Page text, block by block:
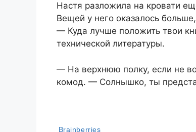
Настя разложила на кровати
Вещей у него оказалось
— Куда лучше положить твои
технической литературы.
— На верхнюю полку, если не
комод. — Солнышко, ты